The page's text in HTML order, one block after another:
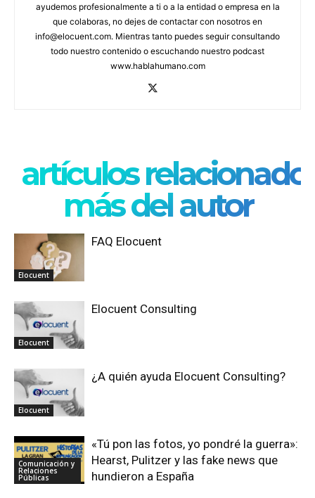
ayudemos profesionalmente a ti o a la entidad o empresa en la
que colaboras, no dejes de contactar con nosotros en
info@elocuent.com. Mientras tanto puedes seguir consultando
todo nuestro contenido o escuchando nuestro podcast
www.hablahumano.com
artículos
más del autor
Elocuent
FAQ Elocuent
Elocuent
Elocuent Consulting
Elocuent
¿A quién ayuda Elocuent Consulting?
Comunicación y
Relaciones
Públicas
«Tú pon las fotos, yo pondré la guerra»:
Hearst, Pulitzer y las fake news que
hundieron a España